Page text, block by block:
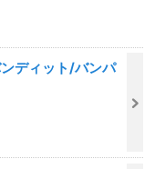
ディット/バンパ